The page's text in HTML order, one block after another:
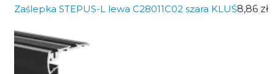
Zaślepka STEPUS-L lewa C28011C02 szara KLUŚ8,86 zł